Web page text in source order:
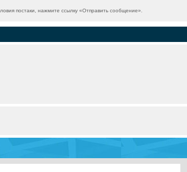
постаки, нажмите ссылку «Отправить сообщение».